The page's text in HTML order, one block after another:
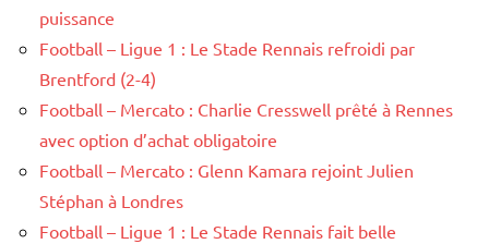
puissance
Football – Ligue 1 : Le Stade Rennais refroidi par
Brentford (2-4)
Football – Mercato : Charlie Cresswell prêté à Rennes
avec option d’achat obligatoire
Football – Mercato : Glenn Kamara rejoint Julien
Stéphan à Londres
Football – Ligue 1 : Le Stade Rennais fait belle